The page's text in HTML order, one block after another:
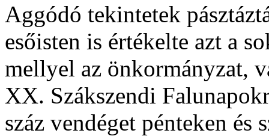
Aggódó tekintetek
esőisten is értékelte azt a
mellyel az önkormányzat,
XX. Szákszendi
száz vendéget pénteken és